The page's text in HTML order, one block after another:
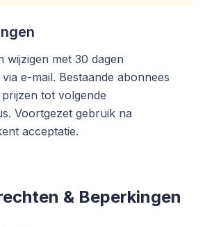
wijzigen met 30 dagen
e-mail. Bestaande abonnees
tot volgende
Voortgezet gebruik na
acceptatie.
& Beperkingen